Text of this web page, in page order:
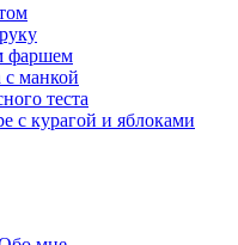
фаршем
манкой
теста
с курагой и яблоками